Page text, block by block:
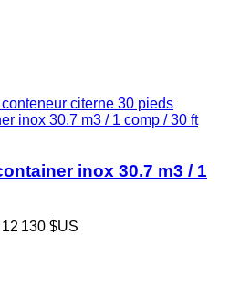
conteneur citerne 30 pieds
inox 30.7 m3 / 1 comp / 30 ft
inox 30.7 m3 / 1
130 $US